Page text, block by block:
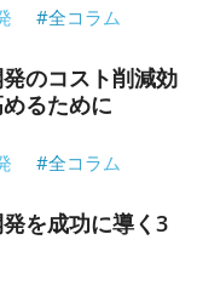
#全コラム
のコスト削減効
るために
#全コラム
を成功に導く3